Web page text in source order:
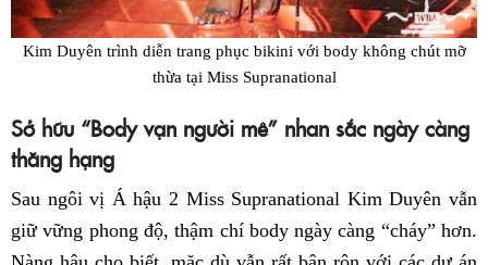
Kim Duyên trình diễn trang phục bikini với body không chút mỡ
thừa tại Miss Supranational
Sở hữu “Body vạn người mê” nhan sắc ngày càng
thăng hạng
Sau ngôi vị Á hậu 2 Miss Supranational Kim Duyên vẫn
giữ vững phong độ, thậm chí body ngày càng “cháy” hơn.